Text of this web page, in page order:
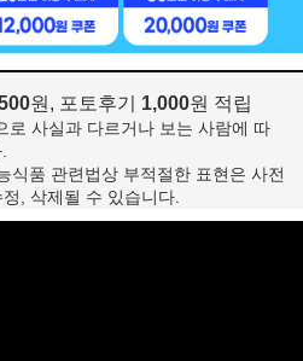
원, 포토후기 1,000원 적립
사실과 다르거나 보는 사람에 따
품 관련법상 부적절한 표현은 사전
, 삭제될 수 있습니다.